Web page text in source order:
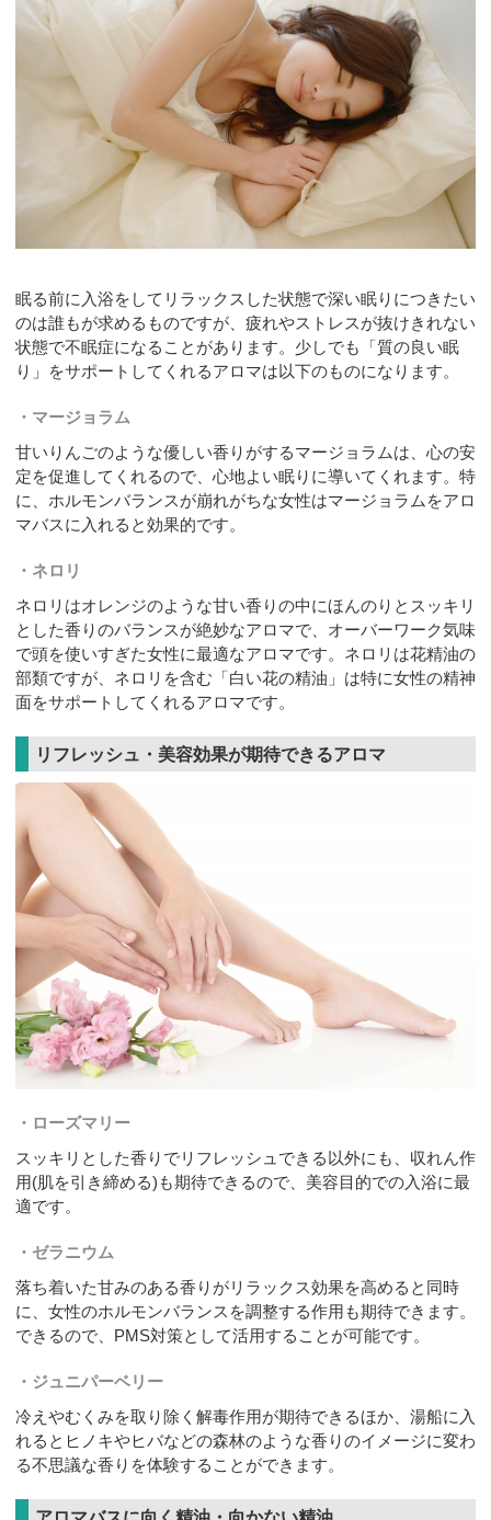
眠る前に入浴をしてリラックスした状態で深い眠りにつきたい
のは誰もが求めるものですが、疲れやストレスが抜けきれない
状態で不眠症になることがあります。少しでも「質の良い眠
り」をサポートしてくれるアロマは以下のものになります。
マージョラム
甘いりんごのような優しい香りがするマージョラムは、心の安
定を促進してくれるので、心地よい眠りに導いてくれます。特
に、ホルモンバランスが崩れがちな女性はマージョラムをアロ
マバスに入れると効果的です。
ネロリ
ネロリはオレンジのような甘い香りの中にほんのりとスッキリ
とした香りのバランスが絶妙なアロマで、オーバーワーク気味
で頭を使いすぎた女性に最適なアロマです。ネロリは花精油の
部類ですが、ネロリを含む「白い花の精油」は特に女性の精神
面をサポートしてくれるアロマです。
リフレッシュ・美容効果が期待できるアロマ
ローズマリー
スッキリとした香りでリフレッシュできる以外にも、収れん作
用(肌を引き締める)も期待できるので、美容目的での入浴に最
適です。
ゼラニウム
落ち着いた甘みのある香りがリラックス効果を高めると同時
に、女性のホルモンバランスを調整する作用も期待できます。
できるので、PMS対策として活用することが可能です。
ジュニパーベリー
冷えやむくみを取り除く解毒作用が期待できるほか、湯船に入
れるとヒノキやヒバなどの森林のような香りのイメージに変わ
る不思議な香りを体験することができます。